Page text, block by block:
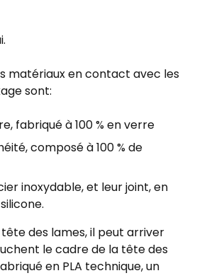
matériaux en contact avec les
sont:
fabriqué à 100 % en verre
composé à 100 % de
inoxydable, et leur joint, en
des lames, il peut arriver
le cadre de la tête des
en PLA technique, un